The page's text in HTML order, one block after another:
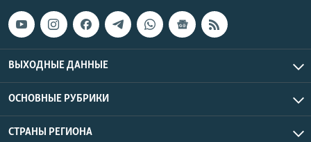
ВЫХОДНЫЕ ДАННЫЕ
ОСНОВНЫЕ РУБРИКИ
СТРАНЫ РЕГИОНА